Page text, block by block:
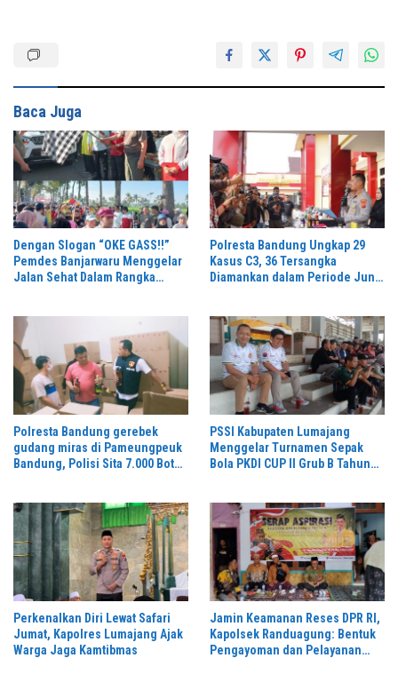
Baca Juga
Dengan Slogan “OKE GASS!!”
Pemdes Banjarwaru Menggelar
Jalan Sehat Dalam Rangka
Polresta Bandung Ungkap 29
Kasus C3, 36 Tersangka
Diamankan dalam Periode Juni-
Polresta Bandung gerebek
gudang miras di Pameungpeuk
Bandung, Polisi Sita 7.000 Botol
PSSI Kabupaten Lumajang
Menggelar Turnamen Sepak
Bola PKDI CUP II Grub B Tahun
Perkenalkan Diri Lewat Safari
Jumat, Kapolres Lumajang Ajak
Warga Jaga Kamtibmas
Jamin Keamanan Reses DPR RI,
Kapolsek Randuagung: Bentuk
Pengayoman dan Pelayanan